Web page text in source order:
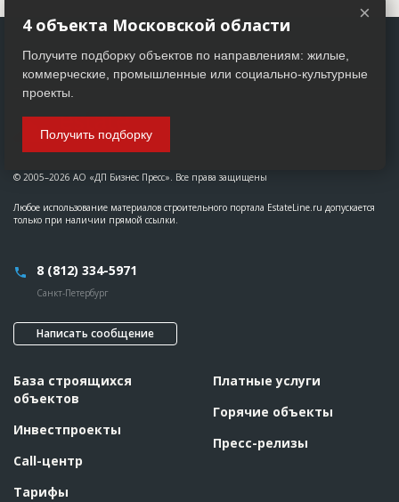
© 2005–2026 АО «ДП Бизнес Пресс». Все права защищены
Любое использование материалов строительного портала EstateLine.ru допускается
только при наличии прямой ссылки.
8 (812) 334-5971
Санкт-Петербург
Написать сообщение
База строящихся
объектов
Инвестпроекты
Call-центр
Тарифы
Платные услуги
Горячие объекты
Пресс-релизы
×
4 объекта Московской области
Получите подборку объектов по направлениям: жилые,
коммерческие, промышленные или социально-культурные
проекты.
Получить подборку